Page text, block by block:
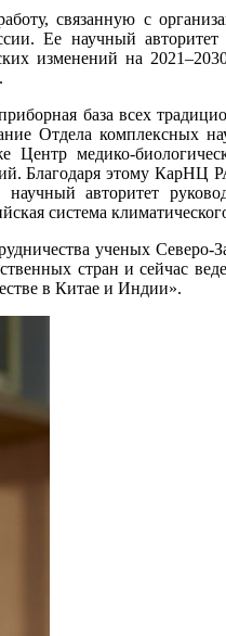
связанную с
Ее научный
изменений на
база всех
Отдела комплексных
медико-
Благодаря этому
авторитет
система
ученых
стран и сейчас
в Китае и Индии».